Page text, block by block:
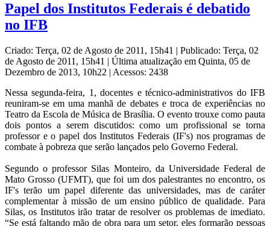
Papel dos Institutos Federais é debatido
no IFB
Criado: Terça, 02 de Agosto de 2011, 15h41 | Publicado: Terça, 02
de Agosto de 2011, 15h41 | Última atualização em Quinta, 05 de
Dezembro de 2013, 10h22 | Acessos: 2438
Nessa segunda-feira, 1, docentes e técnico-administrativos do IFB
reuniram-se em uma manhã de debates e troca de experiências no
Teatro da Escola de Música de Brasília. O evento trouxe como pauta
dois pontos a serem discutidos: como um profissional se torna
professor e o papel dos Institutos Federais (IF's) nos programas de
combate à pobreza que serão lançados pelo Governo Federal.
Segundo o professor Silas Monteiro, da Universidade Federal de
Mato Grosso (UFMT), que foi um dos palestrantes no encontro, os
IF's terão um papel diferente das universidades, mas de caráter
complementar à missão de um ensino público de qualidade. Para
Silas, os Institutos irão tratar de resolver os problemas de imediato.
“Se está faltando mão de obra para um setor, eles formarão pessoas